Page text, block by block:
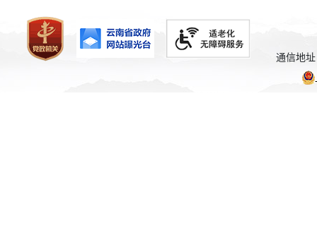
通信地